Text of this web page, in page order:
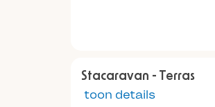
Stacaravan - Terras
toon details